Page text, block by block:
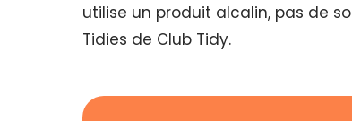
utilise un produit alcalin, pas de
Tidies de Club Tidy.